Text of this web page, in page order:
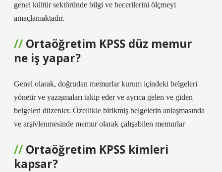
genel kültür sektöründe bilgi ve becerilerini ölçmeyi
amaçlamaktadır.
Ortaöğretim KPSS düz memur
ne iş yapar?
Genel olarak, doğrudan memurlar kurum içindeki belgeleri
yönetir ve yazışmaları takip eder ve ayrıca gelen ve giden
belgeleri düzenler. Özellikle birikmiş belgelerin anlaşmasında
ve arşivlenmesinde memur olarak çalışabilen memurlar
Ortaöğretim KPSS kimleri
kapsar?